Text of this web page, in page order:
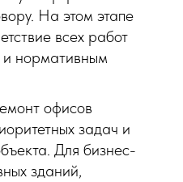
На этом этапе
всех работ
и нормативным
офисов
задач и
Для бизнес-
зданий,